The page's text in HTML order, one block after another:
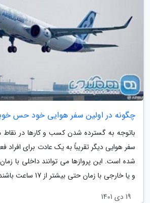
چگونه در اولین سفر هوایی خود حس
باتوجه به گسترده شدن کسب و کارها در نقاط
سفر هوایی دیگر تقریباً به یک عادت برای افراد
شده است. این پروازها می توانند داخلی با
و یا خارجی با زمان حتی بیشتر از 17 ساعت باشند. اما اگر شما...
19 دی 1401